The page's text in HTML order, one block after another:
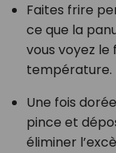
Faites frire
ce que la
vous voyez
température.
Une fois
pince et
éliminer